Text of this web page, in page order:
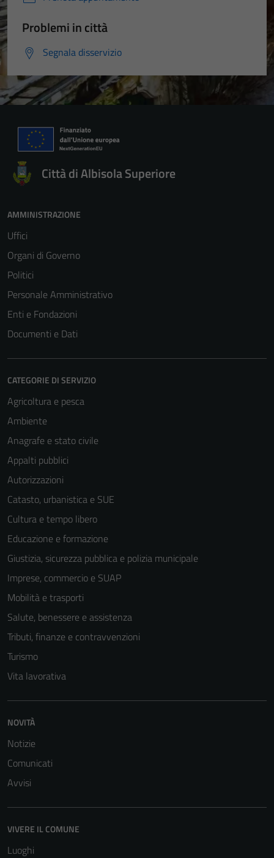
Problemi in città
Segnala disservizio
Città di Albisola Superiore
AMMINISTRAZIONE
Uffici
Organi di Governo
Politici
Personale Amministrativo
Enti e Fondazioni
Documenti e Dati
CATEGORIE DI SERVIZIO
Agricoltura e pesca
Ambiente
Anagrafe e stato civile
Appalti pubblici
Autorizzazioni
Catasto, urbanistica e SUE
Cultura e tempo libero
Educazione e formazione
Giustizia, sicurezza pubblica e polizia municipale
Imprese, commercio e SUAP
Mobilità e trasporti
Salute, benessere e assistenza
Tributi, finanze e contravvenzioni
Turismo
Vita lavorativa
NOVITÀ
Notizie
Comunicati
Avvisi
VIVERE IL COMUNE
Luoghi